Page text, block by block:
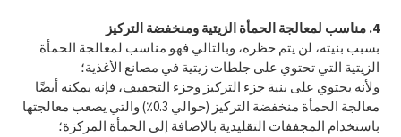
4. مناسب لمعالجة الحمأة الزيتية ومنخفضة التركيز
بسبب بنيته، لن يتم حظره، وبالتالي فهو مناسب لمعالجة الحمأة
الزيتية التي تحتوي على جلطات زيتية في مصانع الأغذية؛
ولأنه يحتوي على بنية جزء التركيز وجزء التجفيف، فإنه يمكنه أيضًا
معالجة الحمأة منخفضة التركيز (حوالي 0.3٪) والتي يصعب معالجتها
باستخدام المجففات التقليدية بالإضافة إلى الحمأة المركزة؛